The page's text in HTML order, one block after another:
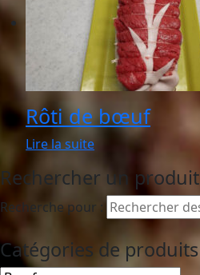
Rôti de bœuf
Lire la suite
Rechercher un produit
Recherche pour :
Catégories de produits